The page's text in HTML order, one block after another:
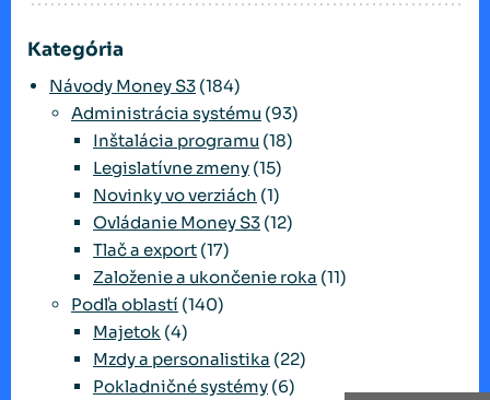
Kategória
Návody Money S3 (184)
Administrácia systému (93)
Inštalácia programu (18)
Legislatívne zmeny (15)
Novinky vo verziách (1)
Ovládanie Money S3 (12)
Tlač a export (17)
Založenie a ukončenie roka (11)
Podľa oblastí (140)
Majetok (4)
Mzdy a personalistika (22)
Pokladničné systémy (6)